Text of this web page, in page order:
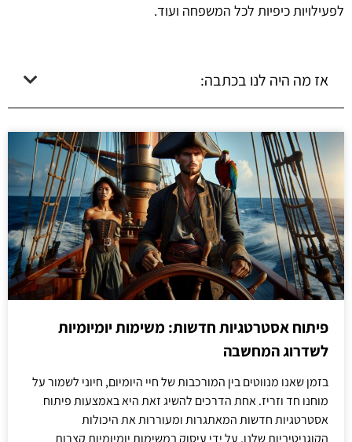
לפעילויות כיפיות לכל המשפחה ועוד.
אז מה היה לנו בכתבה:
פיתוח אסטרטגיות חדשות: משימות יומיומיות
לשדרוג המחשבה
בזמן שאנו מנווטים בין המורכבות של חיי היומיום, חיוני לשמור על
מוחנו חד וזריז. אחת הדרכים להשיג זאת היא באמצעות פיתוח
אסטרטגיות חדשות המאתגרות ומעוררות את היכולות
הקוגניטיביות שלנו. על ידי עיסוק במשימות יומיומיות קצרות